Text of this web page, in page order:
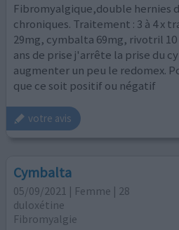
Fibromyalgique,double hernies
chroniques. Traitement : 3 à 4 x
29mg, cymbalta 69mg, rivotril 10
ans de prise j'arrête la prise du
augmenter un peu le redomex.
que ce soit positif ou négatif
votre avis
Cymbalta
05/09/2021 | Femme | 28
duloxétine
Fibromyalgie